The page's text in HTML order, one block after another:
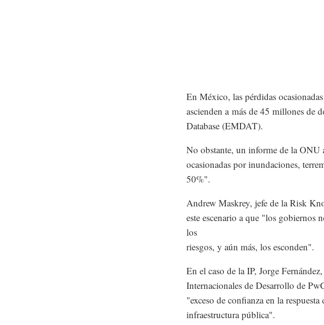
En México, las pérdidas
ascienden a más de 45 millones de
Database (EMDAT).
No obstante, un informe de la ONU
ocasionadas por inundaciones,
50%".
Andrew Maskrey, jefe de la Risk
este escenario a que "los gobiernos
los
riesgos, y aún más, los esconden".
En el caso de la IP, Jorge
Internacionales de Desarrollo de
"exceso de confianza en la
infraestructura pública".